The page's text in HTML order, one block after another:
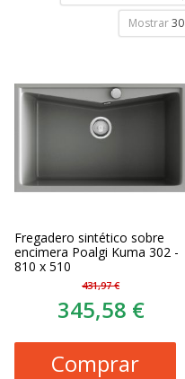
Mostrar 30
Fregadero sintético sobre
encimera Poalgi Kuma 302 -
810 x 510
431,97 €
345,58 €
Comprar